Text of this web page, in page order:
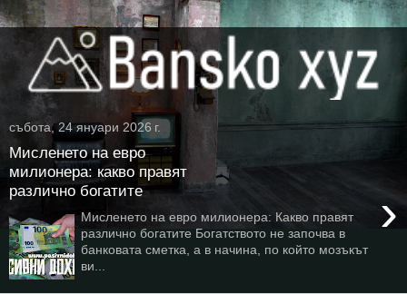
събота, 24 януари 2026 г.
Мисленето на евро
милионера: какво правят
различно богатите
›
Мисленето на евро милионера: Какво правят
различно богатите Богатството не започва в
банковата сметка, а в начина, по който мозъкът
ви...